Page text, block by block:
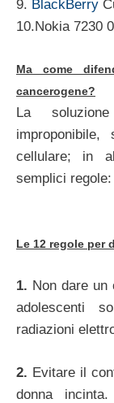
9. BlackBerry
10.Nokia 7230
Ma come
cancerogene?
La
cellulare; in
semplici regole:
Le 12 regole per
1. Non dare
adolescenti
radiazioni
2. Evitare il
donna